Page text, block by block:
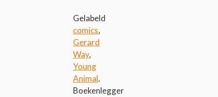
Gelabeld
comics,
Gerard
Way,
Young
Animal.
Boekenlegger